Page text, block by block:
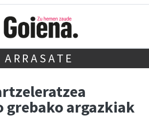
ARRASATE
grebako argazkiak